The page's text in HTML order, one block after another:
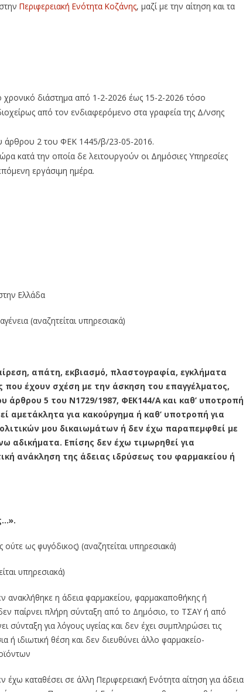
Περιφερειακή Ενότητα Κοζάνης, μαζί με την αίτηση και τα
χρονικό διάστημα από 1-2-2026 έως 15-2-2026 τόσο
από τον ενδιαφερόμενο στα γραφεία της Δ/νσης
άρθρου 2 του ΦΕΚ 1445/β/23-05-2016.
κατά την οποία δε λειτουργούν οι Δημόσιες Υπηρεσίες
εργάσιμη ημέρα.
Ελλάδα
(αναζητείται υπηρεσιακά)
απάτη, εκβιασμό, πλαστογραφία, εγκλήματα
έχουν σχέση με την άσκηση του επαγγέλματος,
5 του Ν1729/1987, ΦΕΚ144/Α και καθ’ υποτροπή
αμετάκλητα για κακούργημα ή καθ’ υποτροπή για
μου δικαιωμάτων ή δεν έχω παραπεμφθεί με
αδικήματα. Επίσης δεν έχω τιμωρηθεί για
ανάκληση της άδειας ιδρύσεως του φαρμακείου ή
ούτε ως φυγόδικος) (αναζητείται υπηρεσιακά)
υπηρεσιακά)
ανακλήθηκε η άδεια φαρμακείου, φαρμακαποθήκης ή
παίρνει πλήρη σύνταξη από το Δημόσιο, το ΤΣΑΥ ή από
για λόγους υγείας και δεν έχει συμπληρώσει τις
ιδιωτική θέση και δεν διευθύνει άλλο φαρμακείο-
έχω καταθέσει σε άλλη Περιφερειακή Ενότητα αίτηση για άδεια